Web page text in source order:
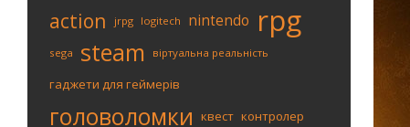
action jrpg logitech nintendo rpg
sega steam віртуальна реальність
гаджети для геймерів
головоломки квест контролер